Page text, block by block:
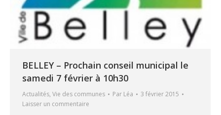
BELLEY – Prochain conseil municipal le
samedi 7 février à 10h30
Actualités, Vie des communes Par Léa
3 février 2015
Laisser un commentaire